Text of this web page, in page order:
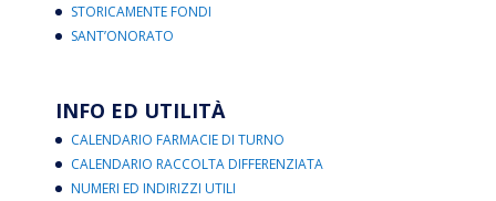
STORICAMENTE FONDI
SANT’ONORATO
INFO ED UTILITÀ
CALENDARIO FARMACIE DI TURNO
CALENDARIO RACCOLTA DIFFERENZIATA
NUMERI ED INDIRIZZI UTILI